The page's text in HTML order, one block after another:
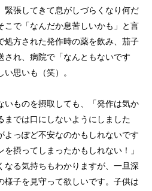
緊張してきて息がしづらくなり何だ
こで「なんだか息苦しいかも」と言
処方された発作時の薬を飲み、茄子
され、病院で「なんともないです
思いも（笑）。
ものを摂取しても、「発作は気か
までは口にしないようにしました
よっぽど不安なのかもしれないです
摂ってしまったかもしれない！」
なる気持ちもわかりますが、一旦深
様子を見守って欲しいです。子供は